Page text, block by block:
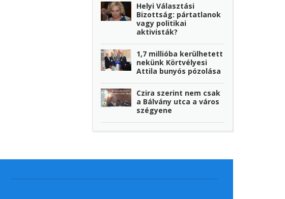
Helyi Választási
Bizottság: pártatlanok
vagy politikai
aktivisták?
1,7 millióba kerülhetett
nekünk Körtvélyesi
Attila bunyós pózolása
Czira szerint nem csak
a Bálvány utca a város
szégyene